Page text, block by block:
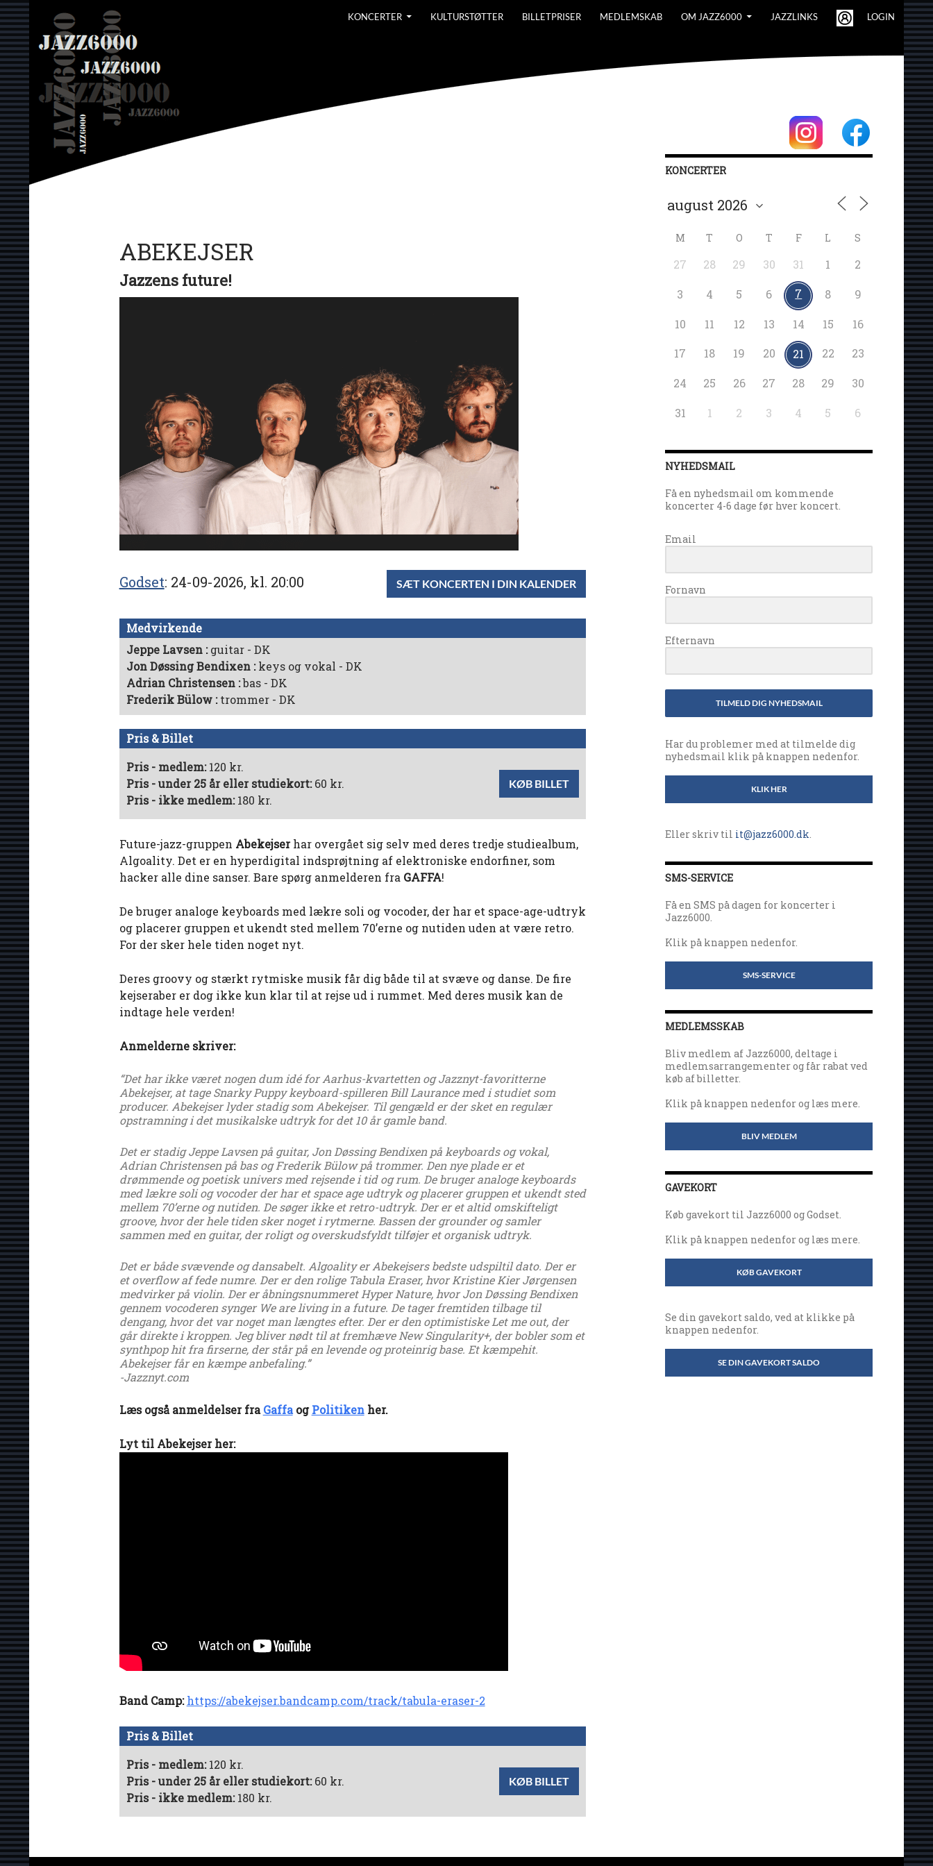
Hop
til
indhold
KONCERTER KULTURSTØTTER BILLETPRISER MEDLEMSKAB OM JAZZ6000 JAZZLINKS LOGIN
ABEKEJSER
Jazzens future!
Godset 24-09-2026, kl. 20:00 SÆT KONCERTEN I DIN KALENDER
Medvirkende
Jeppe Lavsen guitar - DK
Jon Døssing Bendixen keys og vokal - DK
Adrian Christensen bas - DK
Frederik Bülow trommer - DK
Pris & Billet
Pris - medlem:120 kr.
Pris - under 25 år eller studiekort:60 kr.
Pris - ikke medlem:180 kr.
KØB BILLET
Future-jazz-gruppen Abekejserhar overgået sig selv med deres tredje studiealbum,
Algoality. Det er en hyperdigital indsprøjtning af elektroniske endorfiner, som
hacker alle dine sanser. Bare spørg anmelderen fra GAFFA!
De bruger analoge keyboards med lækre soli og vocoder, der har et space-age-udtryk
og placerer gruppen et ukendt sted mellem 70’erne og nutiden uden at være retro.
For der sker hele tiden noget nyt.
Deres groovy og stærkt rytmiske musik får dig både til at svæve og danse. De fire
kejseraber er dog ikke kun klar til at rejse ud i rummet. Med deres musik kan de
indtage hele verden!
Anmelderne skriver:
“Det har ikke været nogen dum idé for Aarhus-kvartetten og Jazznyt-favoritterne
Abekejser, at tage Snarky Puppy keyboard-spilleren Bill Laurance med i studiet som
producer. Abekejser lyder stadig som Abekejser. Til gengæld er der sket en regulær
opstramning i det musikalske udtryk for det 10 år gamle band.
Det er stadig Jeppe Lavsen på guitar, Jon Døssing Bendixen på keyboards og vokal,
Adrian Christensen på bas og Frederik Bülow på trommer. Den nye plade er et
drømmende og poetisk univers med rejsende i tid og rum. De bruger analoge keyboards
med lækre soli og vocoder der har et space age udtryk og placerer gruppen et ukendt sted
mellem 70’erne og nutiden. De søger ikke et retro-udtryk. Der er et altid omskifteligt
groove, hvor der hele tiden sker noget i rytmerne. Bassen der grounder og samler
sammen med en guitar, der roligt og overskudsfyldt tilføjer et organisk udtryk.
Det er både svævende og dansabelt. Algoality er Abekejsers bedste udspiltil dato. Der er
et overflow af fede numre. Der er den rolige Tabula Eraser, hvor Kristine Kier Jørgensen
medvirker på violin. Der er åbningsnummeret Hyper Nature, hvor Jon Døssing Bendixen
gennem vocoderen synger We are living in a future. De tager fremtiden tilbage til
dengang, hvor det var noget man længtes efter. Der er den optimistiske Let me out, der
går direkte i kroppen. Jeg bliver nødt til at fremhæve New Singularity+, der bobler som et
synthpop hit fra firserne, der står på en levende og proteinrig base. Et kæmpehit.
Abekejser får en kæmpe anbefaling.”
-Jazznyt.com
Læs også anmeldelser fraGaffaog Politikenher.
Lyt til Abekejser her:
Band Camp: https://abekejser.bandcamp.com/track/tabula-eraser-2
Pris & Billet
Pris - medlem:120 kr.
Pris - under 25 år eller studiekort:60 kr.
Pris - ikke medlem:180 kr.
KØB BILLET
KONCERTER
M T O T F L S
27 28 29 30 31 1 2
3 4 5 6 7 8 9
10 11 12 13 14 15 16
17 18 19 20 21 22 23
24 25 26 27 28 29 30
31 1 2 3 4 5 6
NYHEDSMAIL
Få en nyhedsmail om kommende
koncerter 4-6 dage før hver koncert.
Email
Fornavn
Efternavn
TILMELD DIG NYHEDSMAIL
Har du problemer med at tilmelde dig
nyhedsmail klik på knappen nedenfor.
KLIK HER
Eller skriv til it@jazz6000.dk
SMS-SERVICE
Få en SMS på dagen for koncerter i
Jazz6000.
Klik på knappen nedenfor.
SMS-SERVICE
MEDLEMSSKAB
Bliv medlem af Jazz6000, deltage i
medlemsarrangementer og får rabat ved
køb af billetter.
Klik på knappen nedenfor og læs mere.
BLIV MEDLEM
GAVEKORT
Køb gavekort til Jazz6000 og Godset.
Klik på knappen nedenfor og læs mere.
KØB GAVEKORT
Se din gavekort saldo, ved at klikke på
knappen nedenfor.
SE DIN GAVEKORT SALDO